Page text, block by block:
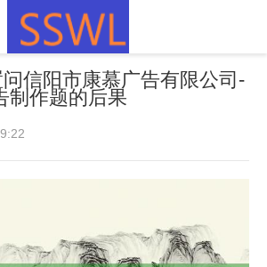
信阳市康慕广告有限公司-
制作题的后果